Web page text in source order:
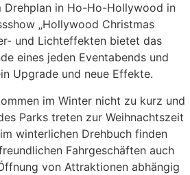
Drehplan in Ho-Ho-Hollywood in
„Hollywood Christmas
und Lichteffekten bietet das
eines jeden Eventabends und
Upgrade und neue Effekte.
im Winter nicht zu kurz und
Parks treten zur Weihnachtszeit
winterlichen Drehbuch finden
Fahrgeschäften auch
von Attraktionen abhängig